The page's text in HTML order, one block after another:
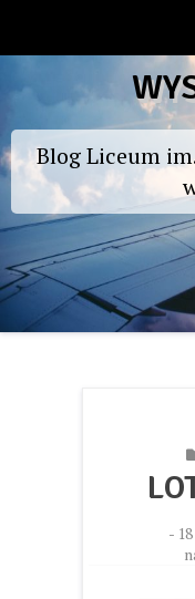
to
Blog Liceum
-